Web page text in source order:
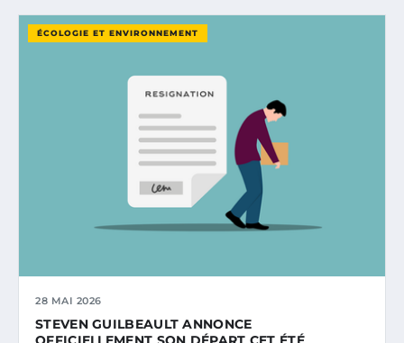
ÉCOLOGIE ET ENVIRONNEMENT
28 MAI 2026
STEVEN GUILBEAULT ANNONCE